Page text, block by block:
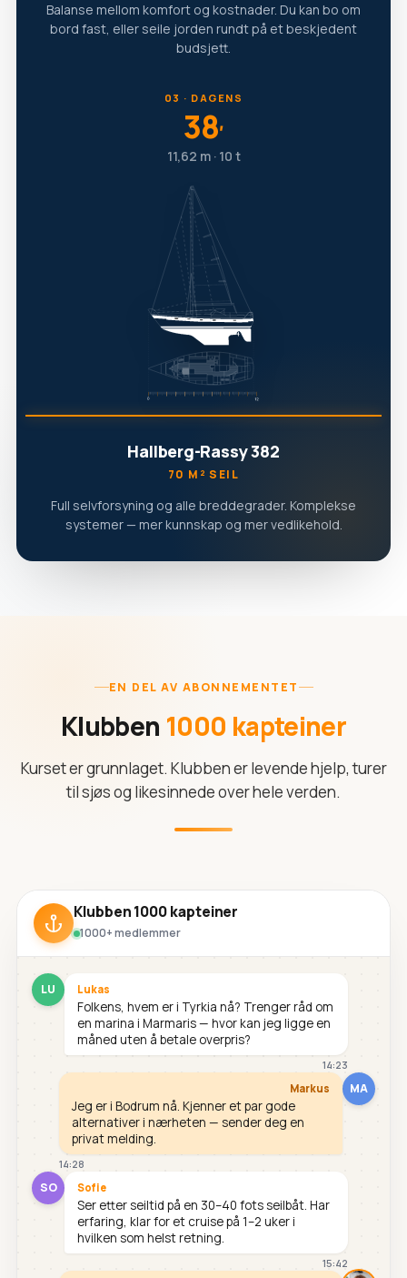
Balanse mellom komfort og kostnader. Du kan bo om
bord fast, eller seile jorden rundt på et beskjedent
budsjett.
03 · DAGENS
38′
11,62 m · 10 t
Hallberg-Rassy 382
70 M² SEIL
Full selvforsyning og alle breddegrader. Komplekse
systemer — mer kunnskap og mer vedlikehold.
EN DEL AV ABONNEMENTET
Klubben 1000 kapteiner
Kurset er grunnlaget. Klubben er levende hjelp, turer
til sjøs og likesinnede over hele verden.
Klubben 1000 kapteiner
1000+ medlemmer
LU Lukas
Folkens, hvem er i Tyrkia nå? Trenger råd om
en marina i Marmaris — hvor kan jeg ligge en
måned uten å betale overpris?
14:23
MA
Markus
Jeg er i Bodrum nå. Kjenner et par gode
alternativer i nærheten — sender deg en
privat melding.
14:28
SO Sofie
Ser etter seiltid på en 30–40 fots seilbåt. Har
erfaring, klar for et cruise på 1–2 uker i
hvilken som helst retning.
15:42